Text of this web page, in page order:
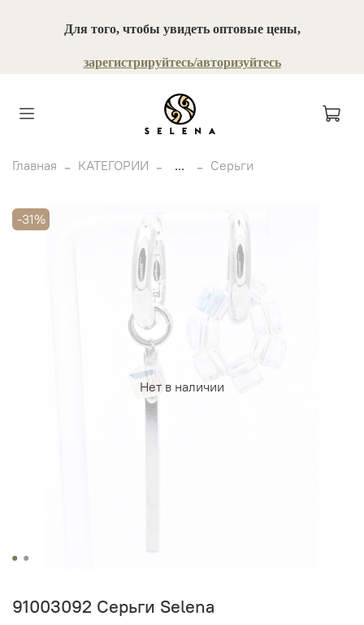
Для того, чтобы увидеть оптовые цены,
зарегистрируйтесь/авторизуйтесь
Главная КАТЕГОРИИ ... Серьги
Нет в наличии
-31%
91003092 Серьги Selena